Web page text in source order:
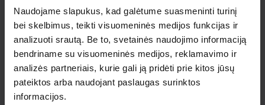
Naudojame slapukus, kad galėtume suasmeninti turinį
bei skelbimus, teikti visuomeninės medijos funkcijas ir
analizuoti srautą. Be to, svetainės naudojimo informaciją
bendriname su visuomeninės medijos, reklamavimo ir
analizės partneriais, kurie gali ją pridėti prie kitos jūsų
pateiktos arba naudojant paslaugas surinktos
informacijos.
Noriu gauti naujienlaiškį
Prenumeruodamas naujienlaiškį sutinku su Privatumo politika.
PRENUMERUOTI